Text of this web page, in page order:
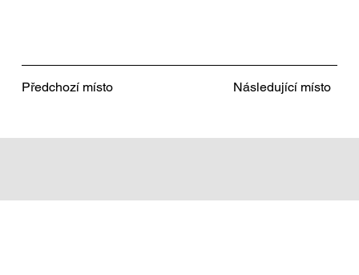
Předchozí místo Následující místo